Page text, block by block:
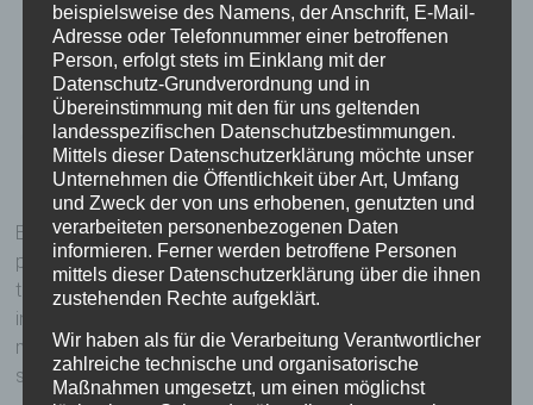
Entdecken Sie die perfekte Pflege für Ihr Haar – mit den
professionellen Produkten von Erayba Hair Cosmetics. Ob
trockenes, strapaziertes oder coloriertes Haar: Die
innovativen Formeln vereinen hochwertige Inhaltsstoffe mit
modernster Technologie, um Ihr Haar intensiv zu nähren, zu
stärken und ihm neuen Glanz zu verleihen.
beispielsweise des Namens, der Anschrift, E-Mail-
Adresse oder Telefonnummer einer betroffenen
Person, erfolgt stets im Einklang mit der
Datenschutz-Grundverordnung und in
Übereinstimmung mit den für uns geltenden
landesspezifischen Datenschutzbestimmungen.
Mittels dieser Datenschutzerklärung möchte unser
Unternehmen die Öffentlichkeit über Art, Umfang
und Zweck der von uns erhobenen, genutzten und
verarbeiteten personenbezogenen Daten
informieren. Ferner werden betroffene Personen
mittels dieser Datenschutzerklärung über die ihnen
zustehenden Rechte aufgeklärt.
Wir haben als für die Verarbeitung Verantwortlicher
zahlreiche technische und organisatorische
Maßnahmen umgesetzt, um einen möglichst